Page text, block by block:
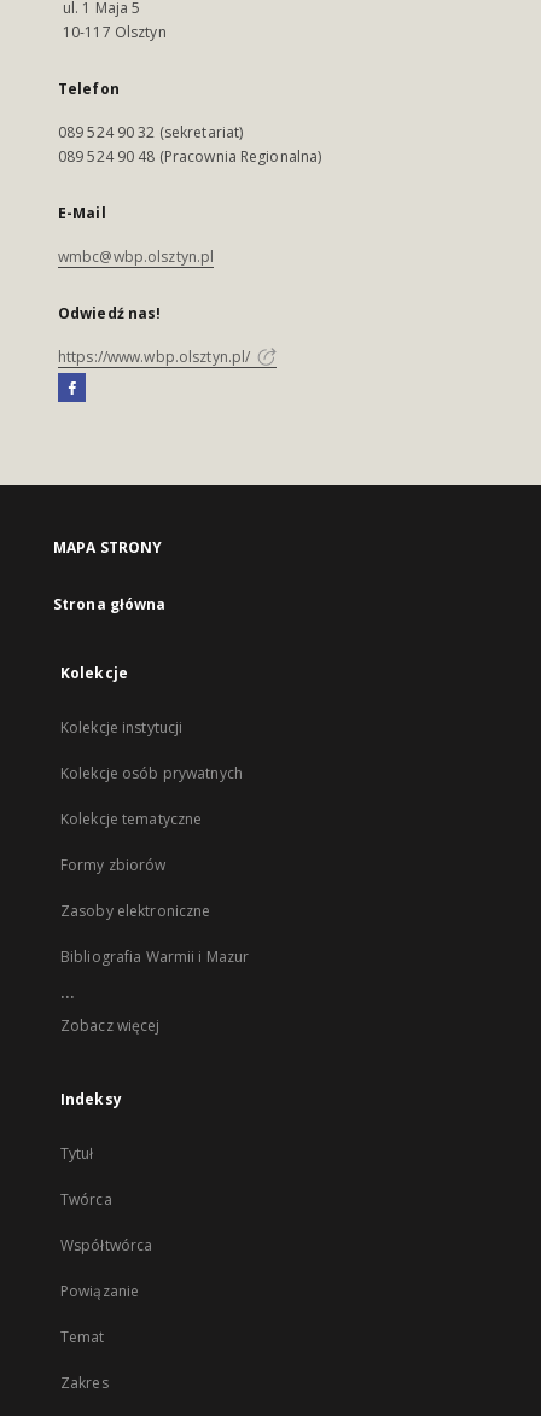
ul. 1 Maja 5
10-117 Olsztyn
Telefon
089 524 90 32 (sekretariat)
089 524 90 48 (Pracownia Regionalna)
E-Mail
wmbc@wbp.olsztyn.pl
Odwiedź nas!
https://www.wbp.olsztyn.pl/
MAPA STRONY
Strona główna
Kolekcje
Kolekcje instytucji
Kolekcje osób prywatnych
Kolekcje tematyczne
Formy zbiorów
Zasoby elektroniczne
Bibliografia Warmii i Mazur
...
Zobacz więcej
Indeksy
Tytuł
Twórca
Współtwórca
Powiązanie
Temat
Zakres